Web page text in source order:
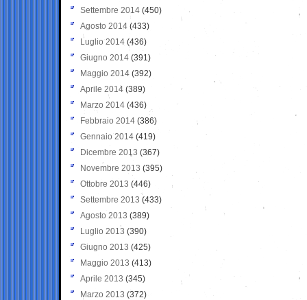
Settembre 2014 (450)
Agosto 2014 (433)
Luglio 2014 (436)
Giugno 2014 (391)
Maggio 2014 (392)
Aprile 2014 (389)
Marzo 2014 (436)
Febbraio 2014 (386)
Gennaio 2014 (419)
Dicembre 2013 (367)
Novembre 2013 (395)
Ottobre 2013 (446)
Settembre 2013 (433)
Agosto 2013 (389)
Luglio 2013 (390)
Giugno 2013 (425)
Maggio 2013 (413)
Aprile 2013 (345)
Marzo 2013 (372)